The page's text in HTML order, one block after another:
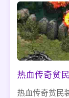
热血传奇贫
热血传奇贫民